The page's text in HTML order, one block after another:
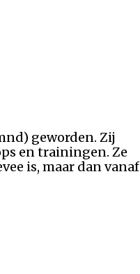
geworden. Zij
en trainingen. Ze
is, maar dan vanaf